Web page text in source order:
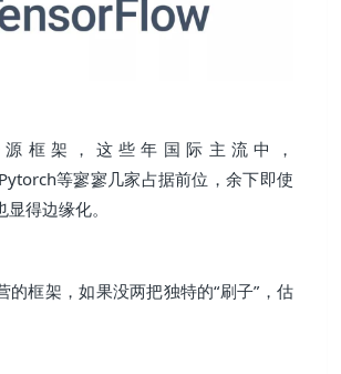
框架，这些年国际主流中，
等寥寥几家占据前位，余下即使
得边缘化。
的框架，如果没两把独特的“刷子”，估